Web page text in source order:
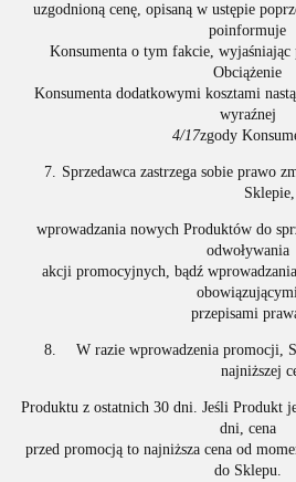
uzgodnioną cenę, opisaną w ustępie
poinformuje
Konsumenta o tym fakcie, wyjaśniając
Obciążenie
Konsumenta dodatkowymi kosztami
wyraźnej
4/17zgody
Sprzedawca zastrzega sobie prawo
Sklepie,
wprowadzania nowych Produktów do
odwoływania
akcji promocyjnych, bądź
przepisami
W razie wprowadzenia promocji,
najniższej
Produktu z ostatnich 30 dni. Jeśli Produkt
dni, cena
przed promocją to najniższa cena od
do Sklepu.